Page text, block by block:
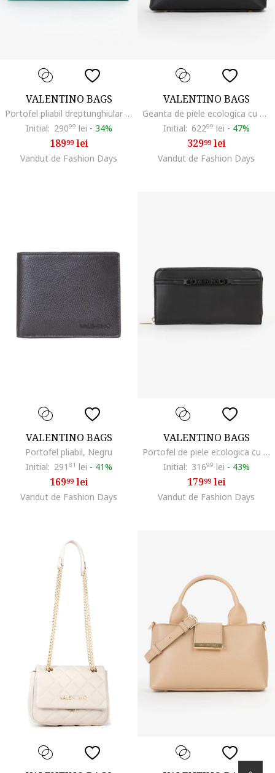
VALENTINO BAGS
Portofel pliabil dreptunghiular din piele ecologica, Verde persan
Initial: 29099 lei - 34%
18999lei
Vandut de Fashion Days
VALENTINO BAGS
Geanta de piele ecologica cu maner si bareta aditionala, Negru
Initial: 62299 lei - 47%
32999lei
Vandut de Fashion Days
VALENTINO BAGS
Portofel pliabil, Negru
Initial: 291 81 lei - 41%
16999lei
Vandut de Fashion Days
VALENTINO BAGS
Portofel de piele ecologica cu fermoar, Negru
Initial: 31699 lei - 43%
17999lei
Vandut de Fashion Days